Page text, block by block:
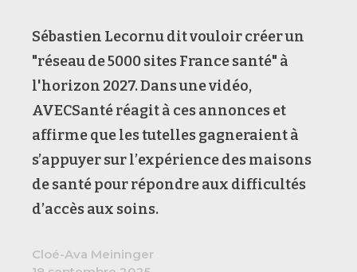
Sébastien Lecornu dit vouloir créer un
"réseau de 5000 sites France santé" à
l'horizon 2027. Dans une vidéo,
AVECSanté réagit à ces annonces et
affirme que les tutelles gagneraient à
s’appuyer sur l’expérience des maisons
de santé pour répondre aux difficultés
d’accès aux soins.
Cloé-Ava Meininger